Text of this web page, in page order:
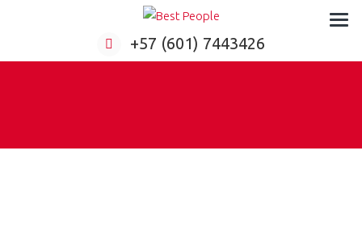
Formación virtual para empresas
+57 (601) 7443426